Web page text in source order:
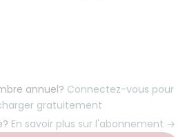
annuel? Connectez-vous pour
gratuitement
En savoir plus sur l'abonnement →